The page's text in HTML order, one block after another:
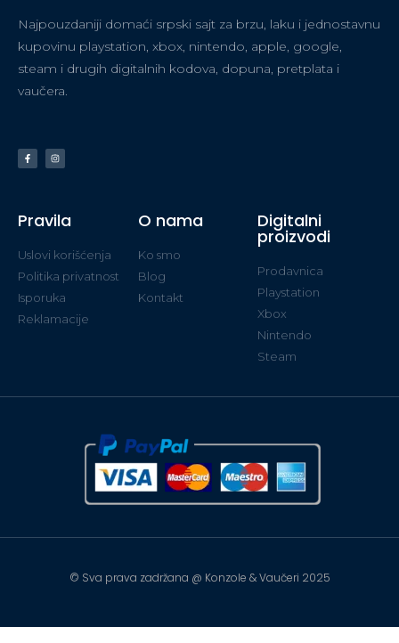
Najpouzdaniji domaći srpski sajt za brzu, laku i jednostavnu
kupovinu playstation, xbox, nintendo, apple, google,
steam i drugih digitalnih kodova, dopuna, pretplata i
vaučera.
Pravila
Uslovi korišćenja
Politika privatnost
Isporuka
Reklamacije
O nama
Ko smo
Blog
Kontakt
Digitalni
proizvodi
Prodavnica
Playstation
Xbox
Nintendo
Steam
© Sva prava zadržana @ Konzole & Vaučeri 2025